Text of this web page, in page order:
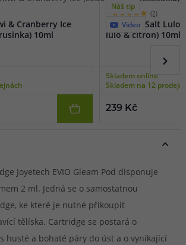
& Cranberry Ice
10ml
Náš tip
Video
(2)
Just Juice Salt
lulo & citron) 10ml
Skladem online
Skladem na 12
239 Kč
Joyetech EVIO Gleam Pod disponuje
2 ml. Jedná se o samostatnou
ke které je nutné přikoupit
tělíska. Cartridge se postará o
husté a bohaté páry do úst a o vynikající